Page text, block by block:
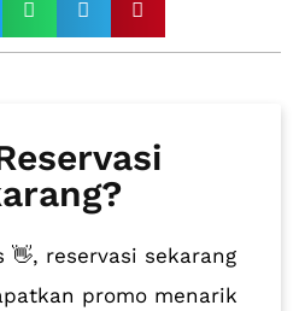
👋, reservasi sekarang
promo menarik